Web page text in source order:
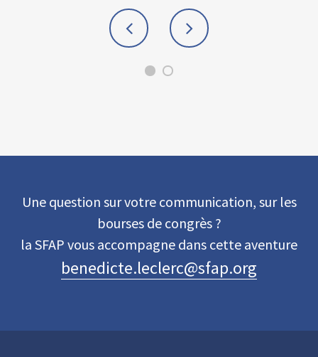
Une question sur votre communication, sur les
bourses de congrès ?
la SFAP vous accompagne dans cette aventure
benedicte.leclerc@sfap.org